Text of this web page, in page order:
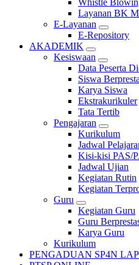
Whistle
Layanan BK
E-Layanan
E-Repository
AKADEMIK
Kesiswaan
Data Peserta
Siswa
Karya Siswa
Ekstrakurikuler
Tata Tertib
Pengajaran
Kurikulum
Jadwal
Kisi-kisi PAS/
Jadwal Ujian
Kegiatan Rutin
Kegiatan
Guru
Kegiatan Guru
Guru
Karya Guru
Kurikulum
PENGADUAN SP4N